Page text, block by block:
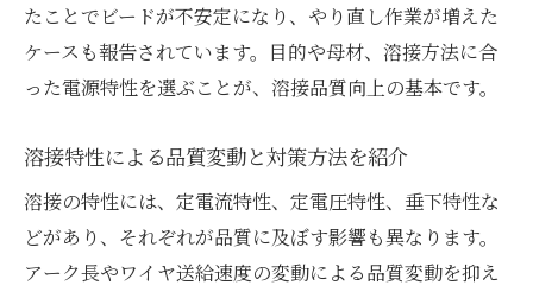
たことでビードが不安定になり、やり直し作業が増えた
ケースも報告されています。目的や母材、溶接方法に合
った電源特性を選ぶことが、溶接品質向上の基本です。
溶接特性による品質変動と対策方法を紹介
溶接の特性には、定電流特性、定電圧特性、垂下特性な
どがあり、それぞれが品質に及ぼす影響も異なります。
アーク長やワイヤ送給速度の変動による品質変動を抑え